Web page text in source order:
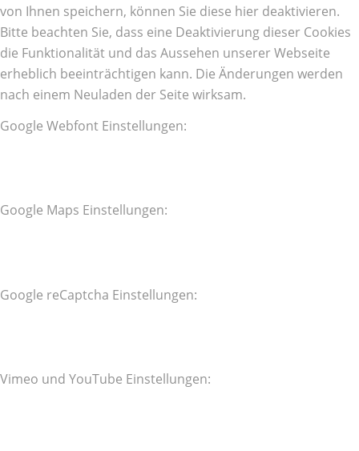
von Ihnen speichern, können Sie diese hier deaktivieren.
Bitte beachten Sie, dass eine Deaktivierung dieser Cookies
die Funktionalität und das Aussehen unserer Webseite
erheblich beeinträchtigen kann. Die Änderungen werden
nach einem Neuladen der Seite wirksam.
Google Webfont Einstellungen:
Google Maps Einstellungen:
Google reCaptcha Einstellungen:
Vimeo und YouTube Einstellungen: